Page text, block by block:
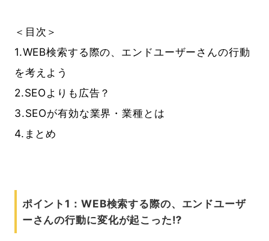
＜目次＞
1.WEB検索する際の、エンドユーザーさんの行動
を考えよう
2.SEOよりも広告？
3.SEOが有効な業界・業種とは
4.まとめ
ポイント1：WEB検索する際の、エンドユーザ
ーさんの行動に変化が起こった⁉︎